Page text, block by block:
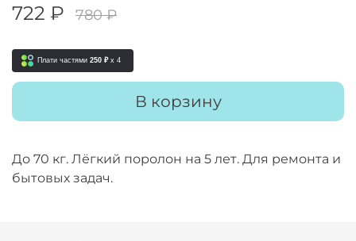
722 ₽ 780 ₽
Плати частями 250 ₽ x 4
В корзину
До 70 кг. Лёгкий поролон на 5 лет. Для ремонта и
бытовых задач.